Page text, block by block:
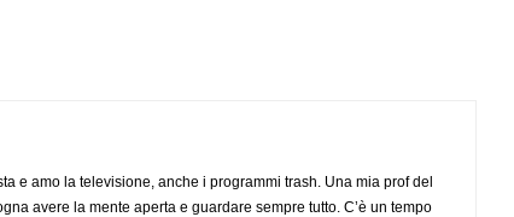
e amo la televisione, anche i programmi trash. Una mia prof del
avere la mente aperta e guardare sempre tutto. C’è un tempo